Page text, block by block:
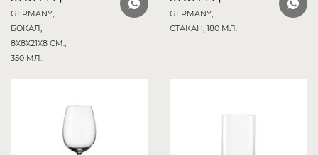
GERMANY,
БОКАЛ,
8X8X21X8 СМ.,
350 МЛ.
GERMANY,
СТАКАН, 180 МЛ.